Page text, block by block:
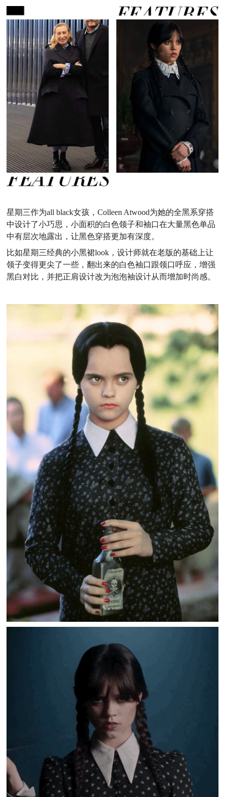
星期三作为all black女孩，Colleen Atwood为她的全黑系穿搭
中设计了小巧思，小面积的白色领子和袖口在大量黑色单品
中有层次地露出，让黑色穿搭更加有深度。
比如星期三经典的小黑裙look，设计师就在老版的基础上让
领子变得更尖了一些，翻出来的白色袖口跟领口呼应，增强
黑白对比，并把正肩设计改为泡泡袖设计从而增加时尚感。